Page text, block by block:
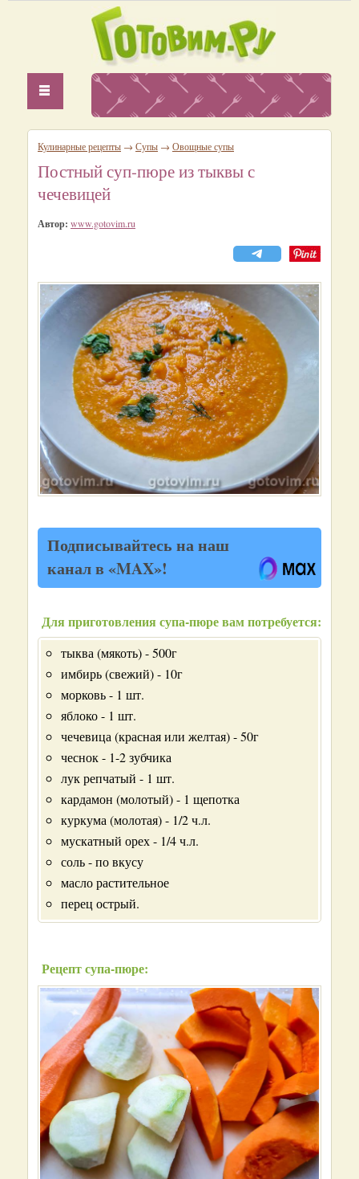
Кулинарные рецепты → Супы → Овощные супы
Постный суп-пюре из тыквы с
чечевицей
Автор: www.gotovim.ru
Подписывайтесь на наш
канал в «MAX»!
Для приготовления супа-пюре вам потребуется:
тыква (мякоть) - 500г
имбирь (свежий) - 10г
морковь - 1 шт.
яблоко - 1 шт.
чечевица (красная или желтая) - 50г
чеснок - 1-2 зубчика
лук репчатый - 1 шт.
кардамон (молотый) - 1 щепотка
куркума (молотая) - 1/2 ч.л.
мускатный орех - 1/4 ч.л.
соль - по вкусу
масло растительное
перец острый.
Рецепт супа-пюре: